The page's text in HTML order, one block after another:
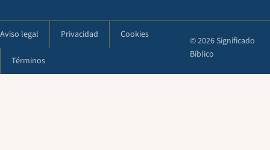
Aviso legal Privacidad Cookies
Términos
© 2026 Significado
Bíblico